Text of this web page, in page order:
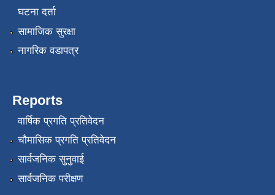
घटना दर्ता
सामाजिक सुरक्षा
नागरिक वडापत्र
Reports
वार्षिक प्रगति प्रतिवेदन
चौमासिक प्रगति प्रतिवेदन
सार्वजनिक सुनुवाई
सार्वजनिक परीक्षण